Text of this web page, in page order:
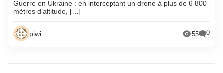
Guerre en Ukraine : en interceptant un drone à plus de 6 800
mètres d’altitude, […]
piwi 55 0